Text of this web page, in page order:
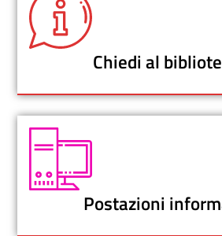
Chiedi al
Postazioni